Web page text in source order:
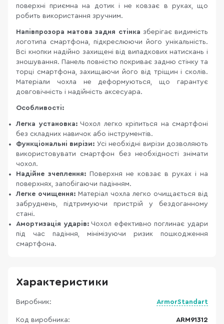
поверхні приємна на дотик і не ковзає в руках, що
робить використання зручним.
Напівпрозора матова задня стінка зберігає видимість
логотипа смартфона, підкреслюючи його унікальність.
Всі кнопки надійно захищені від випадкових натискань і
зношування. Панель повністю покриває задню стінку та
торці смартфона, захищаючи його від тріщин і сколів.
Матеріали чохла не деформуються, що гарантує
довговічність і надійність аксесуара.
Особливості:
Легка установка:Чохол легко кріпиться на смартфоні
без складних навичок або інструментів.
Функціональні вирізи: Усі необхідні вирізи дозволяють
використовувати смартфон без необхідності знімати
чохол.
Надійне зчеплення: Поверхня не ковзає в руках і на
поверхнях, запобігаючи падінням.
Легке очищення: Матеріал чохла легко очищається від
забруднень, підтримуючи пристрій у бездоганному
стані.
Амортизація ударів:Чохол ефективно поглинає удари
під час падіння, мінімізуючи ризик пошкодження
смартфона.
Характеристики
Виробник: ArmorStandart
Код виробника: ARM91312